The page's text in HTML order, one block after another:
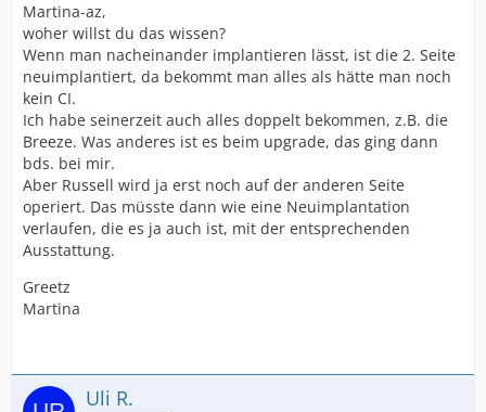
Martina-az,
woher willst du das wissen?
Wenn man nacheinander implantieren lässt, ist die 2. Seite
neuimplantiert, da bekommt man alles als hätte man noch
kein CI.
Ich habe seinerzeit auch alles doppelt bekommen, z.B. die
Breeze. Was anderes ist es beim upgrade, das ging dann
bds. bei mir.
Aber Russell wird ja erst noch auf der anderen Seite
operiert. Das müsste dann wie eine Neuimplantation
verlaufen, die es ja auch ist, mit der entsprechenden
Ausstattung.
Greetz
Martina
Uli R.